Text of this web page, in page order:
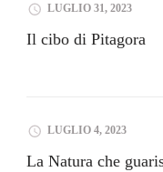
LUGLIO 31, 2023
Il cibo di Pitagora
LUGLIO 4, 2023
La Natura che